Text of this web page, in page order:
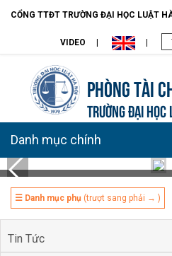
CỔNG TTĐT TRƯỜNG ĐẠI HỌC LUẬT
VIDEO
Phòng Tài
TRƯỜNG ĐẠI
Danh mục chính
☰ Danh mục phụ (trượt sang phải → )
Tin Tức